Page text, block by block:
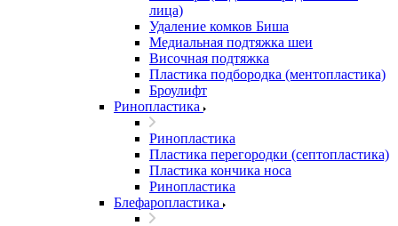
лица)
Удаление комков Биша
Медиальная подтяжка шеи
Височная подтяжка
Пластика подбородка (ментопластика)
Броулифт
Ринопластика
Ринопластика
Пластика перегородки (септопластика)
Пластика кончика носа
Ринопластика
Блефаропластика